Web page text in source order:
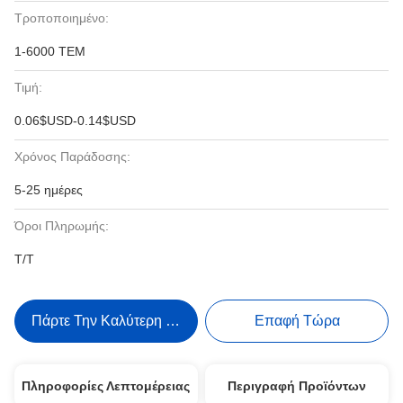
Τροποποιημένο:
1-6000 ΤΕΜ
Τιμή:
0.06$USD-0.14$USD
Χρόνος Παράδοσης:
5-25 ημέρες
Όροι Πληρωμής:
Τ/Τ
Πάρτε Την Καλύτερη Τιμή Επαφή Τώρα
Πληροφορίες Λεπτομέρειας Περιγραφή Προϊόντων